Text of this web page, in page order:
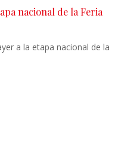
nacional de la Feria
a la etapa nacional de la